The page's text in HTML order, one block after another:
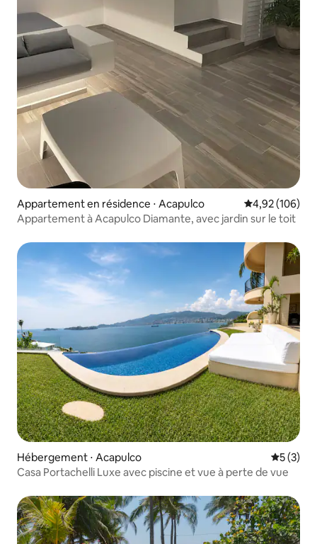
Appartement en résidence ⋅ Acapulco Évaluation
4,92 (106)
Appartement à Acapulco Diamante, avec jardin sur le toit
Hébergement ⋅ Acapulco
5 (3)
Casa Portachelli Luxe avec piscine et vue à perte de vue